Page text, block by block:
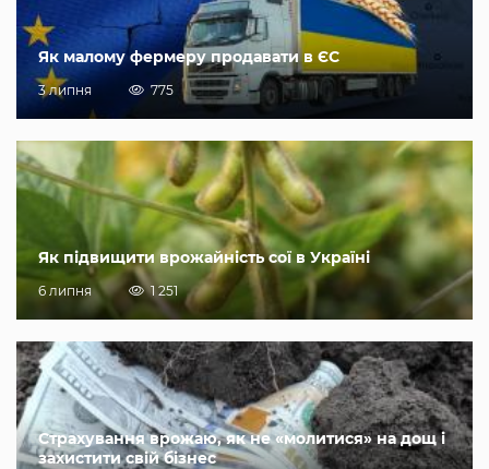
Як малому фермеру продавати в ЄС
3 липня 775
Як підвищити врожайність сої в Україні
6 липня 1 251
Страхування врожаю, як не «молитися» на дощ і
захистити свій бізнес